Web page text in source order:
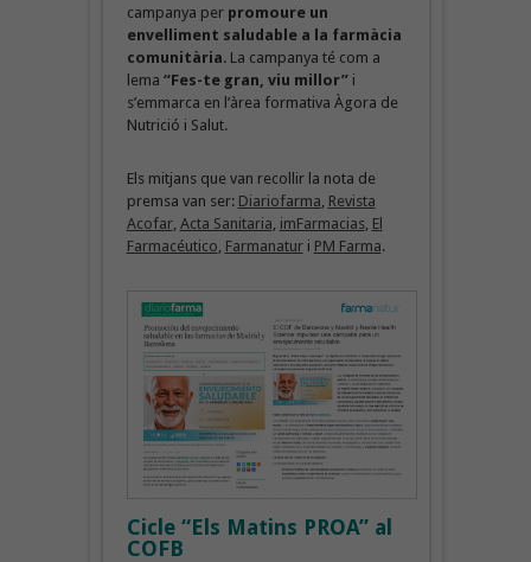
campanya per promoure un
envelliment saludable a la farmàcia
comunitària. La campanya té com a
lema “Fes-te gran, viu millor”i
s’emmarca en l’àrea formativa Àgora de
Nutrició i Salut.
Els mitjans que van recollir la nota de
premsa van ser: Diariofarma Revista
Acofar, Acta Sanitaria imFarmacias, El
Farmacéutico Farmanaturi PM Farma.
Cicle “Els Matins PROA” al
COFB